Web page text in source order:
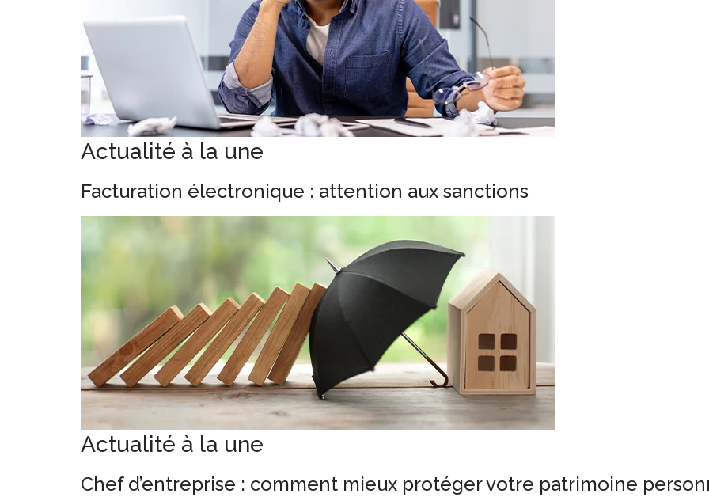
Actualité à la une
Facturation électronique : attention aux sanctions
Actualité à la une
Chef d’entreprise : comment mieux protéger votre patrimoine